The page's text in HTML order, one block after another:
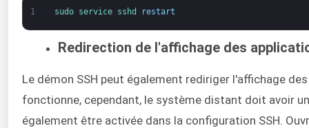
1 sudo service sshd restart
Redirection de l'affichage des
Le démon SSH peut également rediriger l'affichage
fonctionne, cependant, le système distant doit avoir
également être activée dans la configuration SSH.